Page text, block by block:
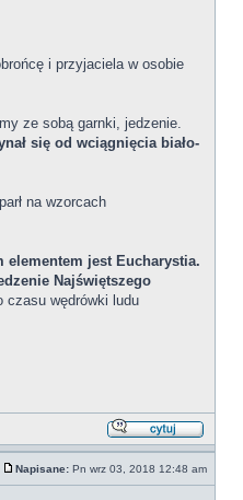
i przyjaciela w osobie
ze sobą garnki, jedzenie.
się od wciągnięcia biało-
na wzorcach
elementem jest Eucharystia.
Najświętszego
czasu wędrówki ludu
Napisane: Pn wrz 03, 2018 12:48 am